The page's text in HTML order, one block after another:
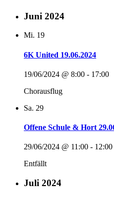
Juni 2024
Mi. 19
6K United 19.06.2024
19/06/2024 @ 8:00 - 17:00
Chorausflug
Sa. 29
Offene Schule & Hort
29/06/2024 @ 11:00 - 12:00
Entfällt
Juli 2024